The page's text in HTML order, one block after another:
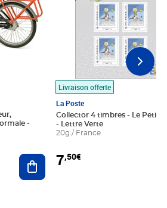
Ajouter au panier
Livraison offerte
La Poste
Collector 4 timbres - Le Petit
- Lettre Verte
20g / France
7,50€